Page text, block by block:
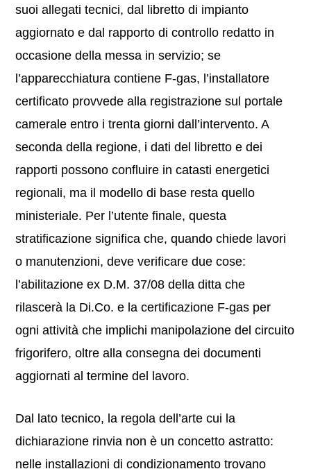
suoi allegati tecnici, dal libretto di impianto
aggiornato e dal rapporto di controllo redatto in
occasione della messa in servizio; se
l’apparecchiatura contiene F-gas, l’installatore
certificato provvede alla registrazione sul portale
camerale entro i trenta giorni dall’intervento. A
seconda della regione, i dati del libretto e dei
rapporti possono confluire in catasti energetici
regionali, ma il modello di base resta quello
ministeriale. Per l’utente finale, questa
stratificazione significa che, quando chiede lavori
o manutenzioni, deve verificare due cose:
l’abilitazione ex D.M. 37/08 della ditta che
rilascerà la Di.Co. e la certificazione F-gas per
ogni attività che implichi manipolazione del circuito
frigorifero, oltre alla consegna dei documenti
aggiornati al termine del lavoro.
Dal lato tecnico, la regola dell’arte cui la
dichiarazione rinvia non è un concetto astratto:
nelle installazioni di condizionamento trovano